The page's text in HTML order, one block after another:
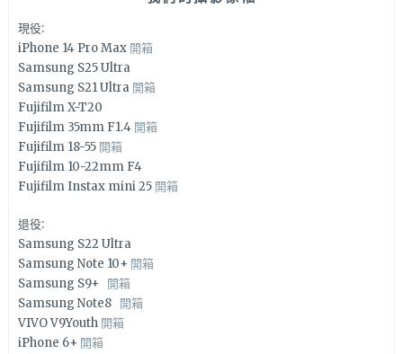
現役:
iPhone 14 Pro Max 開箱
Samsung S25 Ultra
Samsung S21 Ultra 開箱
Fujifilm X-T20
Fujifilm 35mm F1.4 開箱
Fujifilm 18-55 開箱
Fujifilm 10-22mm F4
Fujifilm Instax mini 25 開箱
退役:
Samsung S22 Ultra
Samsung Note 10+ 開箱
Samsung S9+ 開箱
Samsung Note8 開箱
VIVO V9Youth 開箱
iPhone 6+ 開箱